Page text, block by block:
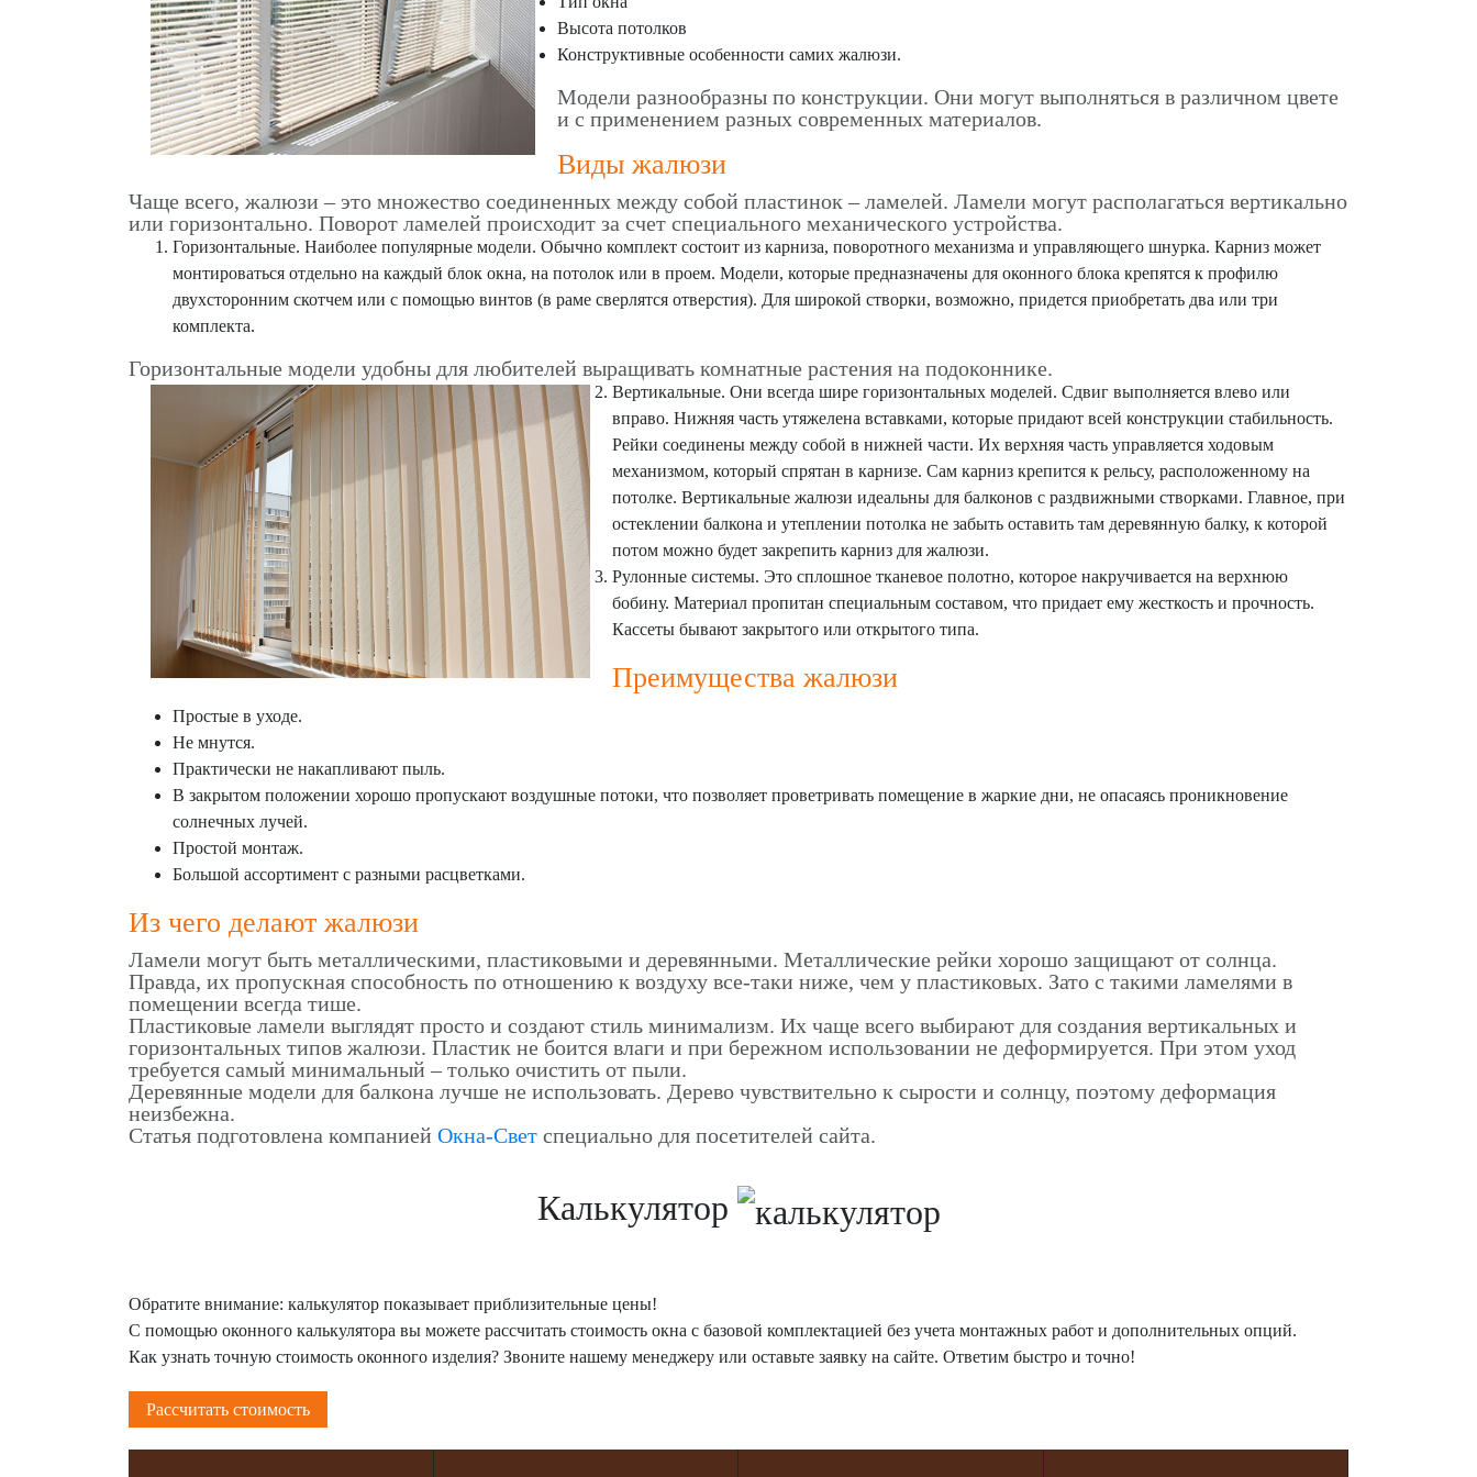
Высота потолков
Конструктивные особенности самих жалюзи.
Модели разнообразны по конструкции. Они могут выполняться в различном цвете
и с применением разных современных материалов.
Виды жалюзи
Чаще всего, жалюзи – это множество соединенных между собой пластинок – ламелей. Ламели могут располагаться вертикально
или горизонтально. Поворот ламелей происходит за счет специального механического устройства.
Горизонтальные. Наиболее популярные модели. Обычно комплект состоит из карниза, поворотного механизма и управляющего шнурка. Карниз может
монтироваться отдельно на каждый блок окна, на потолок или в проем. Модели, которые предназначены для оконного блока крепятся к профилю
двухсторонним скотчем или с помощью винтов (в раме сверлятся отверстия). Для широкой створки, возможно, придется приобретать два или три
комплекта.
Горизонтальные модели удобны для любителей выращивать комнатные растения на подоконнике.
Вертикальные. Они всегда шире горизонтальных моделей. Сдвиг выполняется влево или
вправо. Нижняя часть утяжелена вставками, которые придают всей конструкции стабильность.
Рейки соединены между собой в нижней части. Их верхняя часть управляется ходовым
механизмом, который спрятан в карнизе. Сам карниз крепится к рельсу, расположенному на
потолке. Вертикальные жалюзи идеальны для балконов с раздвижными створками. Главное, при
остеклении балкона и утеплении потолка не забыть оставить там деревянную балку, к которой
потом можно будет закрепить карниз для жалюзи.
Рулонные системы. Это сплошное тканевое полотно, которое накручивается на верхнюю
бобину. Материал пропитан специальным составом, что придает ему жесткость и прочность.
Кассеты бывают закрытого или открытого типа.
Преимущества жалюзи
Простые в уходе.
Не мнутся.
Практически не накапливают пыль.
В закрытом положении хорошо пропускают воздушные потоки, что позволяет проветривать помещение в жаркие дни, не опасаясь проникновение
солнечных лучей.
Простой монтаж.
Большой ассортимент с разными расцветками.
Из чего делают жалюзи
Ламели могут быть металлическими, пластиковыми и деревянными. Металлические рейки хорошо защищают от солнца.
Правда, их пропускная способность по отношению к воздуху все-таки ниже, чем у пластиковых. Зато с такими ламелями в
помещении всегда тише.
Пластиковые ламели выглядят просто и создают стиль минимализм. Их чаще всего выбирают для создания вертикальных и
горизонтальных типов жалюзи. Пластик не боится влаги и при бережном использовании не деформируется. При этом уход
требуется самый минимальный – только очистить от пыли.
Деревянные модели для балкона лучше не использовать. Дерево чувствительно к сырости и солнцу, поэтому деформация
неизбежна.
Статья подготовлена компанией Окна-Свет специально для посетителей сайта.
Калькулятор
Обратите внимание: калькулятор показывает приблизительные цены!
С помощью оконного калькулятора вы можете рассчитать стоимость окна с базовой комплектацией без учета монтажных работ и дополнительных опций.
Как узнать точную стоимость оконного изделия? Звоните нашему менеджеру или оставьте заявку на сайте. Ответим быстро и точно!
Рассчитать стоимость